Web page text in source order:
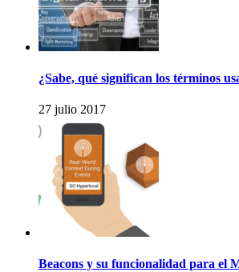
¿Sabe, qué significan los términos
27 julio 2017
Beacons y su funcionalidad para el